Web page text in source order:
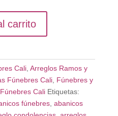
carrito
Cali, Arreglos Ramos y
Fúnebres Cali, Fúnebres y
Cali Etiquetas:
fúnebres, abanicos